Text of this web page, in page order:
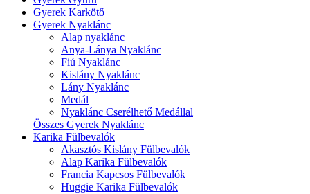
Gyerek Karkötő
Gyerek Nyaklánc
Alap nyaklánc
Anya-Lánya Nyaklánc
Fiú Nyaklánc
Kislány Nyaklánc
Lány Nyaklánc
Medál
Nyaklánc Cserélhető Medállal
Összes Gyerek Nyaklánc
Karika Fülbevalók
Akasztós Kislány Fülbevalók
Alap Karika Fülbevalók
Francia Kapcsos Fülbevalók
Huggie Karika Fülbevalók